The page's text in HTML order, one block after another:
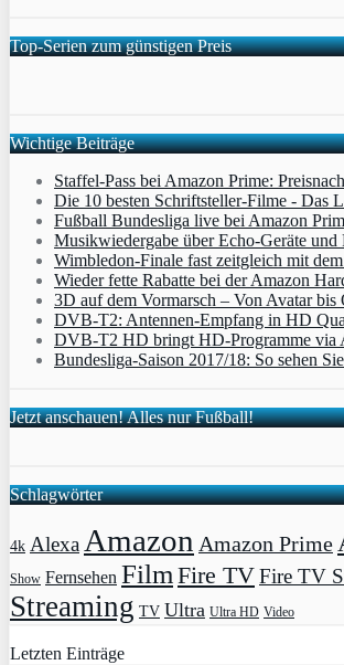
Top-Serien zum günstigen Preis
Wichtige Beiträge
Staffel-Pass bei Amazon Prime:
Die 10 besten Schriftsteller-Filme - Das
Fußball Bundesliga live bei Amazon
Musikwiedergabe über Echo-Geräte und
Wimbledon-Finale fast zeitgleich mit
Wieder fette Rabatte bei der Amazon
3D auf dem Vormarsch – Von Avatar bis
DVB-T2: Antennen-Empfang in HD
DVB-T2 HD bringt HD-Programme via
Bundesliga-Saison 2017/18: So sehen
Jetzt anschauen! Alles nur Fußball!
Schlagwörter
4k AlexaAmazon Amazon Prime
Show Fernsehen FilmFire TVFire TV
Streaming TV Ultra Ultra HD Video
Letzten Einträge